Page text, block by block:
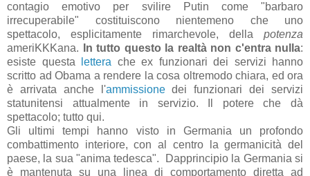
contagio emotivo per svilire Putin come "barbaro
irrecuperabile" costituiscono nientemeno che uno
spettacolo, esplicitamente rimarchevole, della potenza
ameriKKKana.
In tutto questo la realtà non c'entra nulla:
esiste questa
lettera che ex funzionari dei servizi hanno
scritto ad Obama a rendere la cosa oltremodo chiara, ed ora
è arrivata anche l'ammissionedei funzionari dei servizi
statunitensi attualmente in servizio. Il potere che dà
spettacolo; tutto qui.
Gli ultimi tempi hanno visto in Germania un profondo
combattimento interiore, con al centro la germanicità del
paese, la sua "anima tedesca". Dapprincipio la Germania si
è mantenuta su una linea di comportamento diretta ad